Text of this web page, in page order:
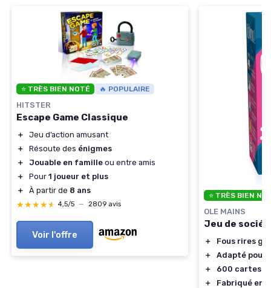
⭐ TRÈS BIEN NOTÉ 🔥 POPULAIRE
HITSTER
Escape Game Classique
＋
Jeu d’action amusant
＋
Résoute des énigmes
＋
Jouable en famille ou entre amis
＋
Pour 1 joueur et plus
＋
À partir de 8 ans
★★★★★
★★★★★ 4,5/5 — 2809 avis
Voir l'offre
⭐ TRÈS BIEN
OLE MAINS
Jeu de
＋
Fous rires
＋
Adapté pour
＋
600 cartes
＋
Fabriqué en